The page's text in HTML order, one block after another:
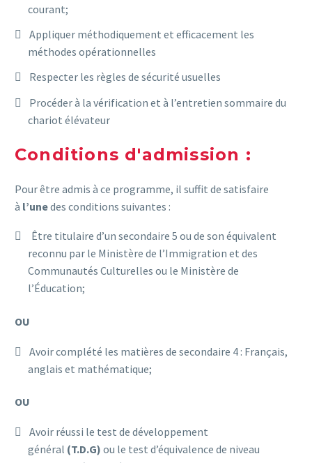
courant;
Appliquer méthodiquement et efficacement les
méthodes opérationnelles
Respecter les règles de sécurité usuelles
Procéder à la vérification et à l’entretien sommaire du
chariot élévateur
Conditions d'admission :
Pour être admis à ce programme, il suffit de satisfaire
à l’unedes conditions suivantes :
Être titulaire d’un secondaire 5 ou de son équivalent
reconnu par le Ministère de l’Immigration et des
Communautés Culturelles ou le Ministère de
l’Éducation;
OU
Avoir complété les matières de secondaire 4 : Français,
anglais et mathématique;
OU
Avoir réussi le test de développement
général (T.D.G) ou le test d’équivalence de niveau